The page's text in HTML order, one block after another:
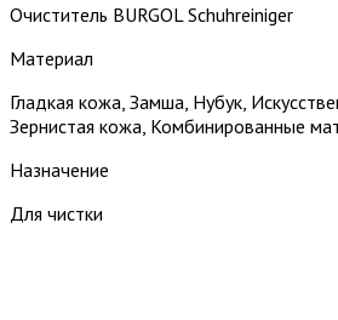
Очиститель BURGOL Schuhreiniger
Материал
Гладкая кожа, Замша, Нубук,
Зернистая кожа, Комбинированные
Назначение
Для чистки